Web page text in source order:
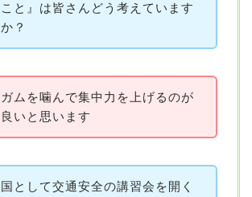
こと』は皆さんどう考えています
か？
ガムを噛んで集中力を上げるのが
良いと思います
国として交通安全の講習会を開く